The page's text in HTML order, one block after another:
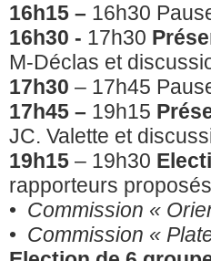
16h15 – 16h30
16h30 - 17h30
M-Déclas et
17h30 – 17h45
17h45 – 19h15
JC. Valette et
19h15 – 19h30
rapporteurs
• Commission «
• Commission «